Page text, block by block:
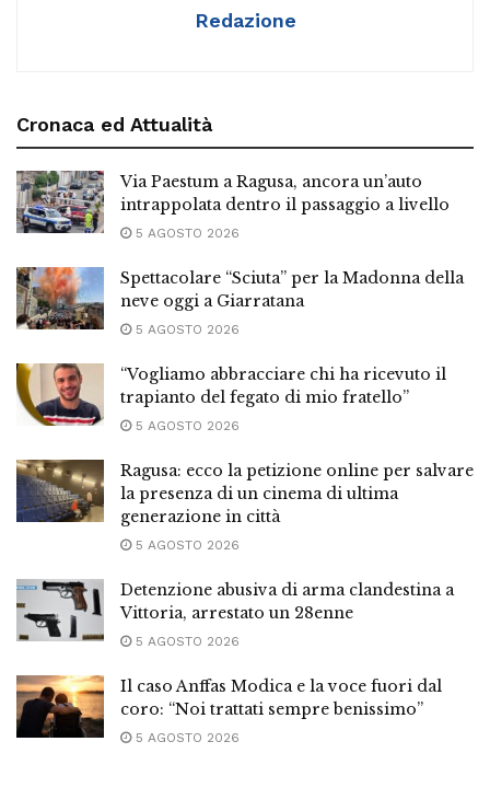
Redazione
Cronaca ed Attualità
Via Paestum a Ragusa, ancora un’auto
intrappolata dentro il passaggio a livello
5 AGOSTO 2026
Spettacolare “Sciuta” per la Madonna della
neve oggi a Giarratana
5 AGOSTO 2026
“Vogliamo abbracciare chi ha ricevuto il
trapianto del fegato di mio fratello”
5 AGOSTO 2026
Ragusa: ecco la petizione online per salvare
la presenza di un cinema di ultima
generazione in città
5 AGOSTO 2026
Detenzione abusiva di arma clandestina a
Vittoria, arrestato un 28enne
5 AGOSTO 2026
Il caso Anffas Modica e la voce fuori dal
coro: “Noi trattati sempre benissimo”
5 AGOSTO 2026